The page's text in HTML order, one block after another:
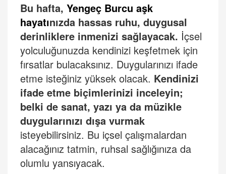
Bu hafta, Yengeç Burcu aşk
hayatınızda hassas ruhu, duygusal
derinliklere inmenizi sağlayacak. İçsel
yolculuğunuzda kendinizi keşfetmek için
fırsatlar bulacaksınız. Duygularınızı ifade
etme isteğiniz yüksek olacak. Kendinizi
ifade etme biçimlerinizi inceleyin;
belki de sanat, yazı ya da müzikle
duygularınızı dışa vurmak
isteyebilirsiniz. Bu içsel çalışmalardan
alacağınız tatmin, ruhsal sağlığınıza da
olumlu yansıyacak.